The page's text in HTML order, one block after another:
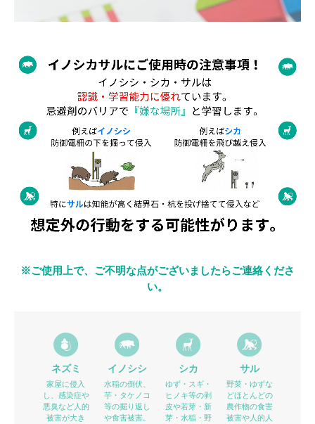
※ご使用上で、ご不明な点がございましたらご連絡くださ
い。
ネズミ
家屋に侵入
し、感染症や
悪臭など人的
被害が大き
イノシシ
水稲の倒伏、
芋・タケノコ
等の掘り返し
や食害被害。
シカ
ゆず・スギ・
ヒノキ等の剥
皮や若芽・新
芽・水稲・野
サル
野菜・ゆずな
どほとんどの
農作物の食害
被害や人的人